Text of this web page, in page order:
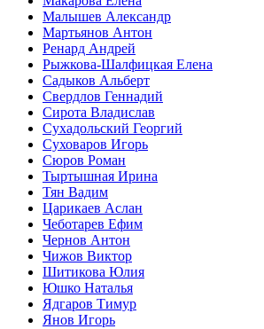
Малышев Александр
Мартьянов Антон
Ренард Андрей
Рыжкова-Шалфицкая Елена
Садыков Альберт
Свердлов Геннадий
Сирота Владислав
Сухадольский Георгий
Суховаров Игорь
Сюров Роман
Тыртышная Ирина
Тян Вадим
Царикаев Аслан
Чеботарев Ефим
Чернов Антон
Чижов Виктор
Шитикова Юлия
Юшко Наталья
Ядгаров Тимур
Янов Игорь